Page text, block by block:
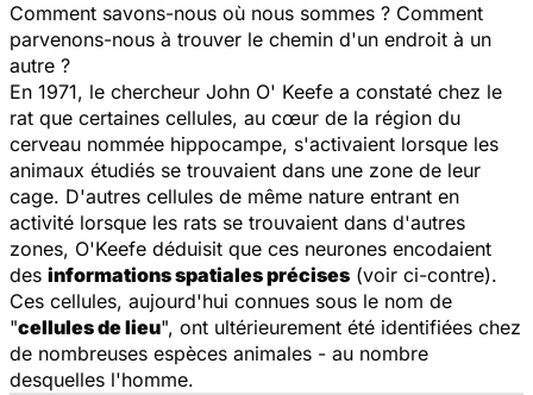
Comment savons-nous où nous sommes ? Comment
parvenons-nous à trouver le chemin d'un endroit à un
autre ?
En 1971, le chercheur John O' Keefe a constaté chez le
rat que certaines cellules, au cœur de la région du
cerveau nommée hippocampe, s'activaient lorsque les
animaux étudiés se trouvaient dans une zone de leur
cage. D'autres cellules de même nature entrant en
activité lorsque les rats se trouvaient dans d'autres
zones, O'Keefe déduisit que ces neurones encodaient
des informations spatiales précises (voir ci-contre).
Ces cellules, aujourd'hui connues sous le nom de
"cellules de lieu", ont ultérieurement été identifiées chez
de nombreuses espèces animales - au nombre
desquelles l'homme.